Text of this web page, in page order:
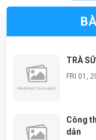
TRÀ
FRI 01,
Công
dẫn